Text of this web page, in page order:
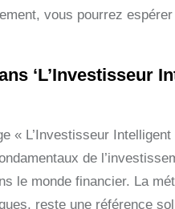
vous pourrez
‘L’Investisseur
« L’Investisseur
de
le monde financier. La
reste une référence